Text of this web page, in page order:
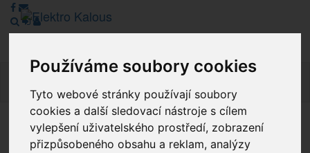
Používáme soubory cookies
Tyto webové stránky používají soubory
cookies a další sledovací nástroje s cílem
vylepšení uživatelského prostředí, zobrazení
přizpůsobeného obsahu a reklam, analýzy
Vážení zákazníci, v tuto chvíli je Náš internetový obchod v
režimu Katalogu. Objednávky on-line nyní nelze vyřídit.